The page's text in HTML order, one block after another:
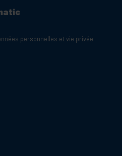
personnelles et vie privée